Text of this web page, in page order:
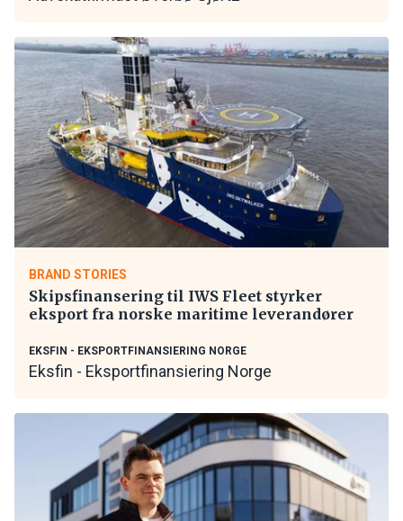
BRAND STORIES
Skipsfinansering til IWS Fleet styrker
eksport fra norske maritime leverandører
EKSFIN - EKSPORTFINANSIERING NORGE
Eksfin - Eksportfinansiering Norge